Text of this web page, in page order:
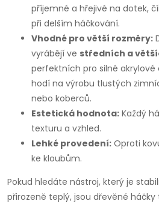
příjemné a hřejivé na dotek,
při delším háčkování.
Vhodné pro větší rozměry:
vyrábějí ve středních a
perfektních pro silné akrylové
hodí na výrobu tlustých
nebo koberců.
Estetická hodnota: Každý
texturu a vzhled.
Lehké provedení: Oproti
ke kloubům.
Pokud hledáte nástroj, který je
přirozeně teplý, jsou dřevěné